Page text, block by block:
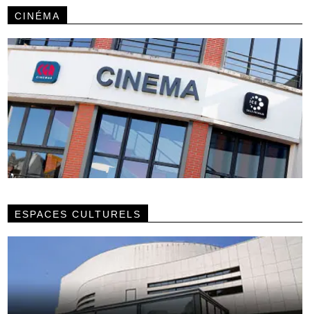
CINÉMA
ESPACES CULTURELS